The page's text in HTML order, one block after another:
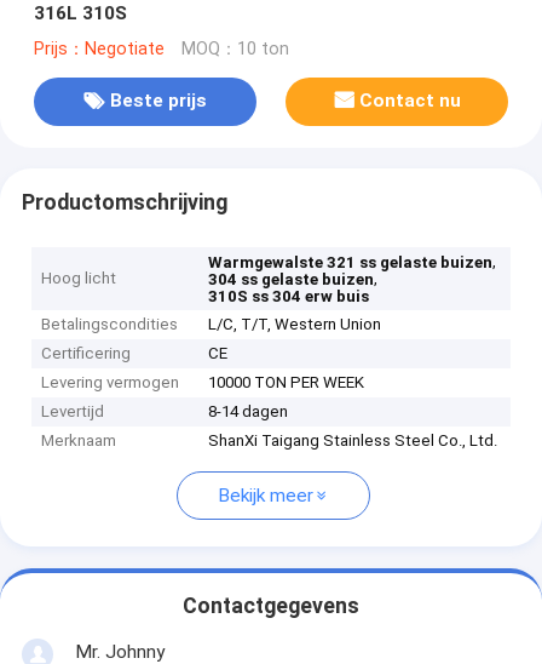
316L 310S
Prijs：Negotiate MOQ：10 ton
Beste prijs Contact nu
Productomschrijving
Hoog licht
Warmgewalste 321 ss gelaste buizen,
304 ss gelaste buizen,
310S ss 304 erw buis
Betalingscondities
L/C, T/T, Western Union
Certificering
CE
Levering vermogen
10000 TON PER WEEK
Levertijd
8-14 dagen
Merknaam
ShanXi Taigang Stainless Steel Co., Ltd.
Bekijk meer
Contactgegevens
Mr. Johnny